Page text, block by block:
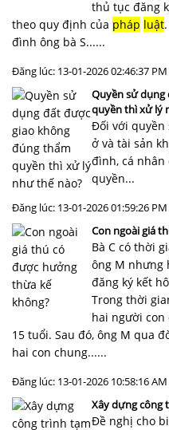
thủ tục đăng
theo quy định của pháp luật
đình ông bà S......
Đăng lúc: 13-01-2026 02:46:37
Quyền sử
quyền thì xử lý
Đối với quyền
ở và tài sản
đình, cá nhân
quyền...
Đăng lúc: 13-01-2026 01:59:26
Con ngoài giá
Bà C có thời
ông M nhưng
đăng ký kết
Trong thời
hai người con
15 tuổi. Sau đó, ông M qua
hai con chung......
Đăng lúc: 13-01-2026 10:58:16
Xây dựng công
Đề nghị cho